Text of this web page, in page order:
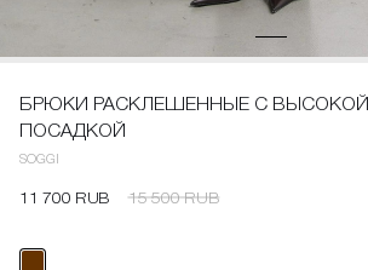
БРЮКИ РАСКЛЕШЕННЫЕ С ВЫСОКОЙ
ПОСАДКОЙ
SOGGI
11 700 RUB 15 500 RUB